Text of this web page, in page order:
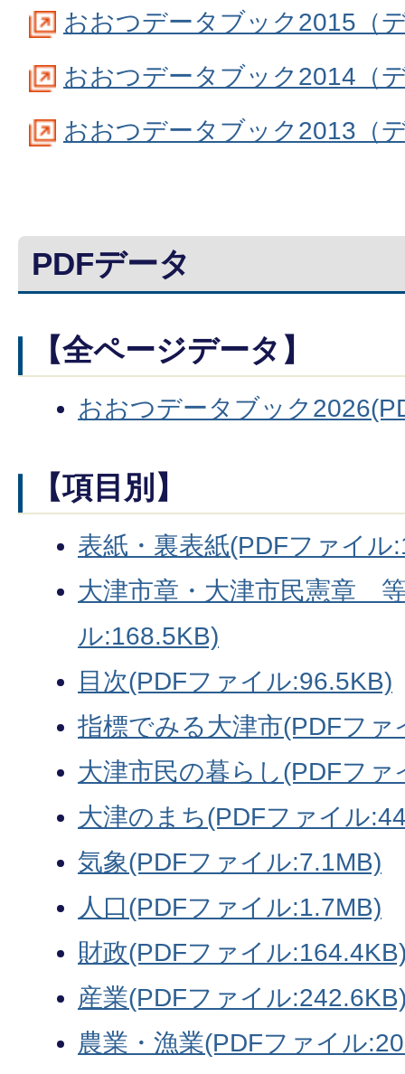
おおつデータブック2015（
おおつデータブック2014（
おおつデータブック2013（
PDFデータ
【全ページデータ】
おおつデータブック
【項目別】
表紙・裏表紙(PDFファイル
大津市章・大津市民憲章
ル:168.5KB)
目次(PDFファイル:96.5KB)
指標でみる大津市(PDFファ
大津市民の暮らし(PDFファ
大津のまち(PDFファイル
気象(PDFファイル:7.1MB)
人口(PDFファイル:1.7MB)
財政(PDFファイル
産業(PDFファイル
農業・漁業(PDFファイル